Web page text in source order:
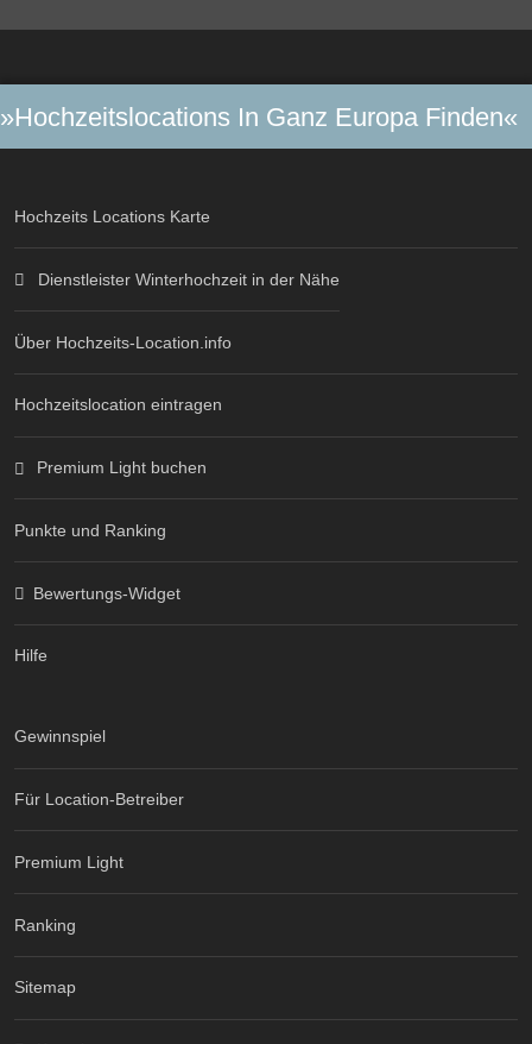
»Hochzeitslocations In Ganz Europa Finden«
Hochzeits Locations Karte
Dienstleister Winterhochzeit in der Nähe
Über Hochzeits-Location.info
Hochzeitslocation eintragen
Premium Light buchen
Punkte und Ranking
Bewertungs-Widget
Hilfe
Gewinnspiel
Für Location-Betreiber
Premium Light
Ranking
Sitemap